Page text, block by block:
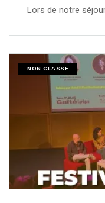
Lors de notre
NON CLASSÉ